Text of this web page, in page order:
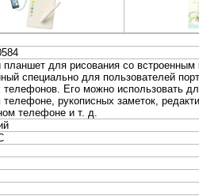
C черный
черный
в корзину